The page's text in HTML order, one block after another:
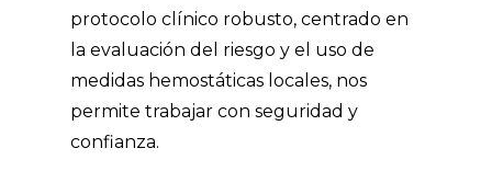
protocolo clínico robusto, centrado en
la evaluación del riesgo y el uso de
medidas hemostáticas locales, nos
permite trabajar con seguridad y
confianza.